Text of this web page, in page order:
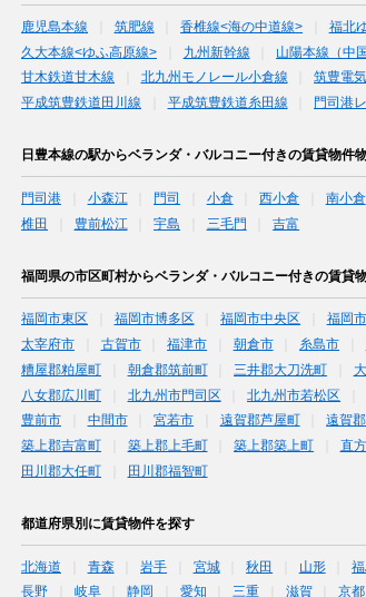
鹿児島本線 筑肥線 香椎線<海の中道線> 福北
久大本線<ゆふ高原線>
九州新幹線 山陽本線（中国
甘木鉄道甘木線
北九州モノレール小倉線 筑豊電
平成筑豊鉄道田川線
平成筑豊鉄道糸田線 門司港
日豊本線の駅からベランダ・バルコニー付きの賃貸物件
門司港 小森江 門司 小倉 西小倉 南小倉
椎田
豊前松江 宇島 三毛門 吉富
福岡県の市区町村からベランダ・バルコニー付きの賃貸
福岡市東区 福岡市博多区 福岡市中央区 福岡
太宰府市
古賀市 福津市 朝倉市 糸島市
糟屋郡粕屋町
朝倉郡筑前町 三井郡大刀洗町
八女郡広川町
北九州市門司区 北九州市若松区
豊前市
中間市 宮若市 遠賀郡芦屋町 遠賀郡
築上郡吉富町
築上郡上毛町 築上郡築上町 直
田川郡大任町
田川郡福智町
都道府県別に賃貸物件を探す
北海道 青森 岩手 宮城 秋田 山形
長野
岐阜 静岡 愛知 三重 滋賀 京都